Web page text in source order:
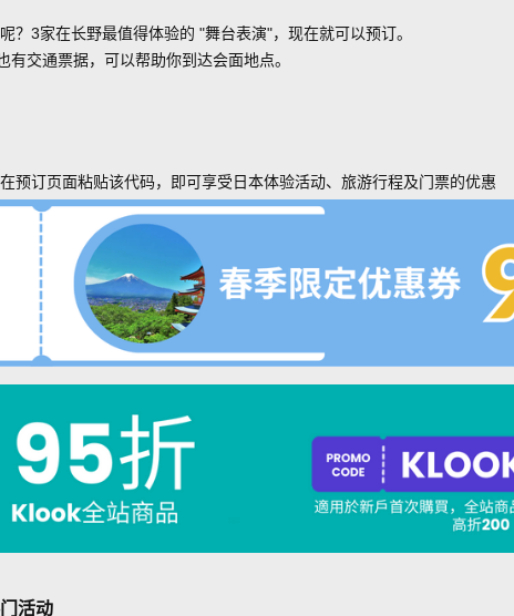
？3家在长野最值得体验的 "舞台表演"，现在就可以预订。
交通票据，可以帮助你到达会面地点。
预订页面粘贴该代码，即可享受日本体验活动、旅游行程及门票的优惠
活动